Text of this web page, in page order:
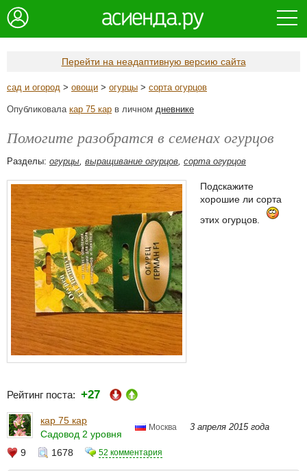
Перейти на неадаптивную версию сайта
сад и огород > овощи > огурцы > сорта огурцов
Опубликовала кар 75 кар в личном дневнике
Помогите разобратся в семенах огурцов
Разделы: огурцы, выращивание огурцов, сорта огурцов
Подскажите
хорошие ли сорта
этих огурцов.
Рейтинг поста: +27
кар 75 кар
Садовод 2 уровня
Москва 3 апреля 2015 года
9 1678 52 комментария